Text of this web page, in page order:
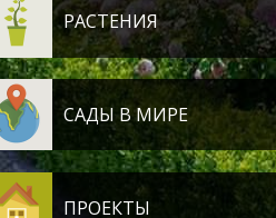
РАСТЕНИЯ
САДЫ В МИРЕ
ПРОЕКТЫ